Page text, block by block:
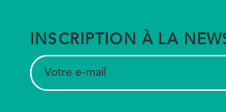
INSCRIPTION À LA